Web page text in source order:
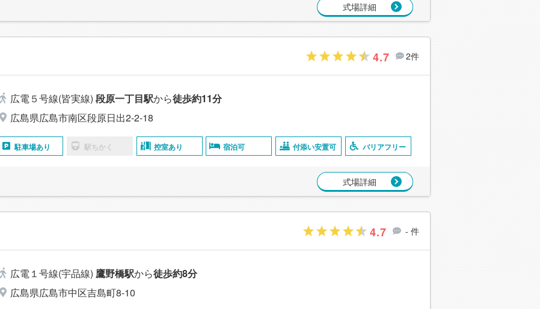
式場詳細
4.7 2件
広電５号線(皆実線) 段原一丁目駅から徒歩約11分
広島県広島市南区段原日出2-2-18
駐車場あり 駅ちかく 控室あり 宿泊可 付添い安置可 バリアフリー
式場詳細
4.7 - 件
広電１号線(宇品線) 鷹野橋駅から徒歩約8分
広島県広島市中区吉島町8-10